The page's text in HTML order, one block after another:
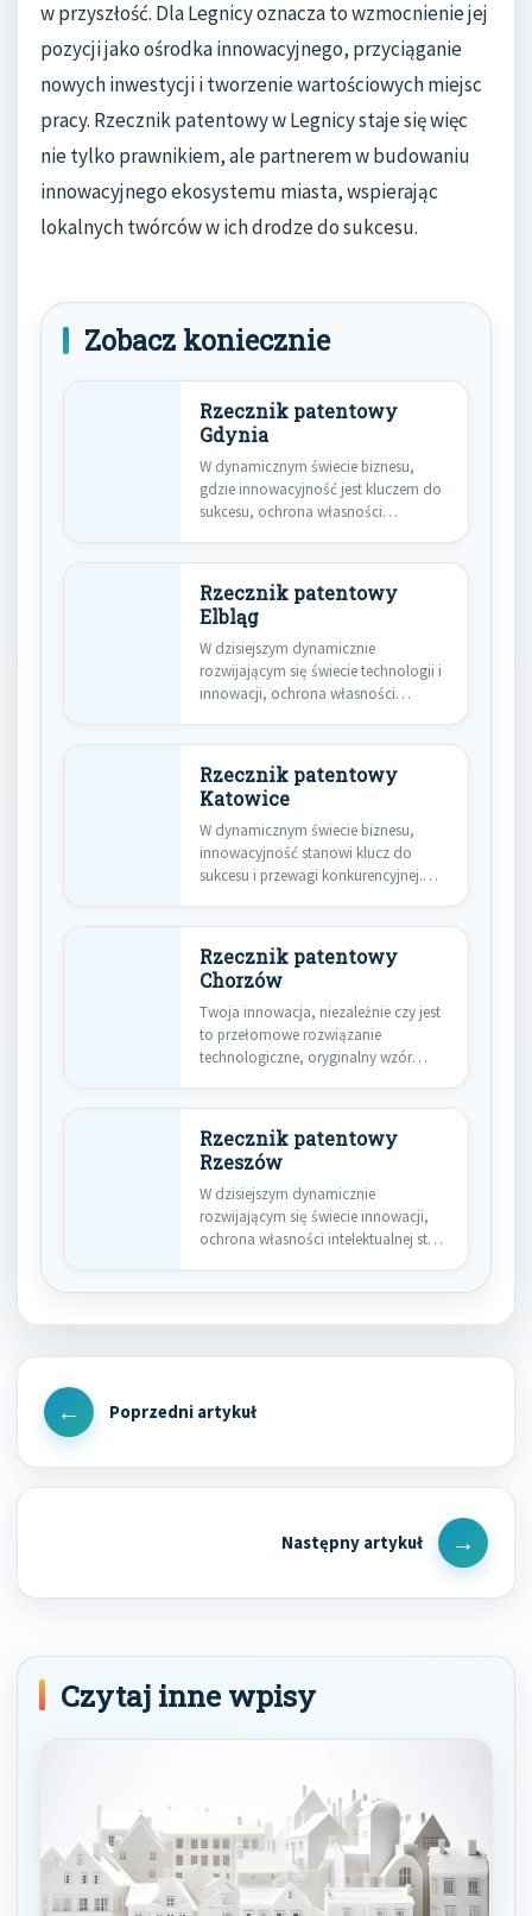
w przyszłość. Dla Legnicy oznacza to wzmocnienie jej
pozycji jako ośrodka innowacyjnego, przyciąganie
nowych inwestycji i tworzenie wartościowych miejsc
pracy. Rzecznik patentowy w Legnicy staje się więc
nie tylko prawnikiem, ale partnerem w budowaniu
innowacyjnego ekosystemu miasta, wspierając
lokalnych twórców w ich drodze do sukcesu.
Zobacz koniecznie
Rzecznik patentowy
Gdynia
W dynamicznym świecie biznesu,
gdzie innowacyjność jest kluczem do
sukcesu, ochrona własności
Rzecznik patentowy
Elbląg
W dzisiejszym dynamicznie
rozwijającym się świecie technologii i
innowacji, ochrona własności
Rzecznik patentowy
Katowice
W dynamicznym świecie biznesu,
innowacyjność stanowi klucz do
sukcesu i przewagi konkurencyjnej.
Rzecznik patentowy
Chorzów
Twoja innowacja, niezależnie czy jest
to przełomowe rozwiązanie
technologiczne, oryginalny wzór
Rzecznik patentowy
Rzeszów
W dzisiejszym dynamicznie
rozwijającym się świecie innowacji,
ochrona własności intelektualnej staje
Nawigacja
wpisu
Previous
Next
Post
Czytaj inne wpisy